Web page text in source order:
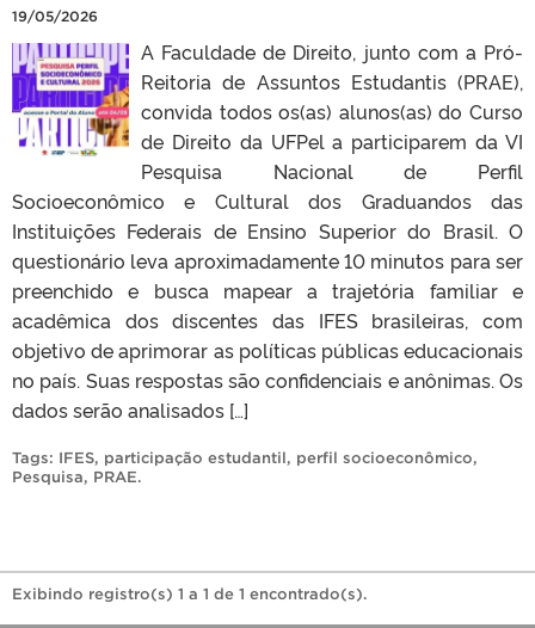
TELEFONES
19/05/2026
A Faculdade de Direito, junto com a Pró-
Reitoria de Assuntos Estudantis (PRAE),
convida todos os(as) alunos(as) do Curso
de Direito da UFPel a participarem da VI
Pesquisa Nacional de Perfil
Socioeconômico e Cultural dos Graduandos das
Instituições Federais de Ensino Superior do Brasil. O
questionário leva aproximadamente 10 minutos para ser
preenchido e busca mapear a trajetória familiar e
acadêmica dos discentes das IFES brasileiras, com
objetivo de aprimorar as políticas públicas educacionais
no país. Suas respostas são confidenciais e anônimas. Os
dados serão analisados […]
Tags: IFES, participação estudantil, perfil socioeconômico,
Pesquisa, PRAE.
Exibindo registro(s) 1 a 1 de 1 encontrado(s).